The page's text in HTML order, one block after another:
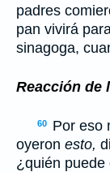
padres
pan vivirá
sinagoga,
Reacción de
60
Por eso
oyeron esto,
¿quién puede